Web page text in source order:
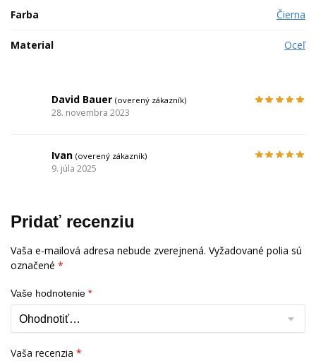
Farba Čierna
Material Oceľ
David Bauer (overený zákazník)
28. novembra 2023
Ivan (overený zákazník)
9. júla 2025
Pridať recenziu
Vaša e-mailová adresa nebude zverejnená. Vyžadované polia sú
označené *
Vaše hodnotenie *
Vaša recenzia *